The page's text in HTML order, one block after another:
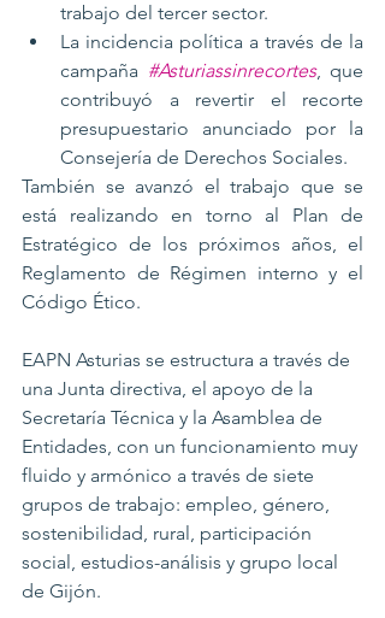
trabajo del tercer sector.
La incidencia política a través de la
campaña #Asturiassinrecortes, que
contribuyó a revertir el recorte
presupuestario anunciado por la
Consejería de Derechos Sociales.
También se avanzó el trabajo que se
está realizando en torno al Plan de
Estratégico de los próximos años, el
Reglamento de Régimen interno y el
Código Ético.
EAPN Asturias se estructura a través de
una Junta directiva, el apoyo de la
Secretaría Técnica y la Asamblea de
Entidades, con un funcionamiento muy
fluido y armónico a través de siete
grupos de trabajo: empleo, género,
sostenibilidad, rural, participación
social, estudios-análisis y grupo local
de Gijón.